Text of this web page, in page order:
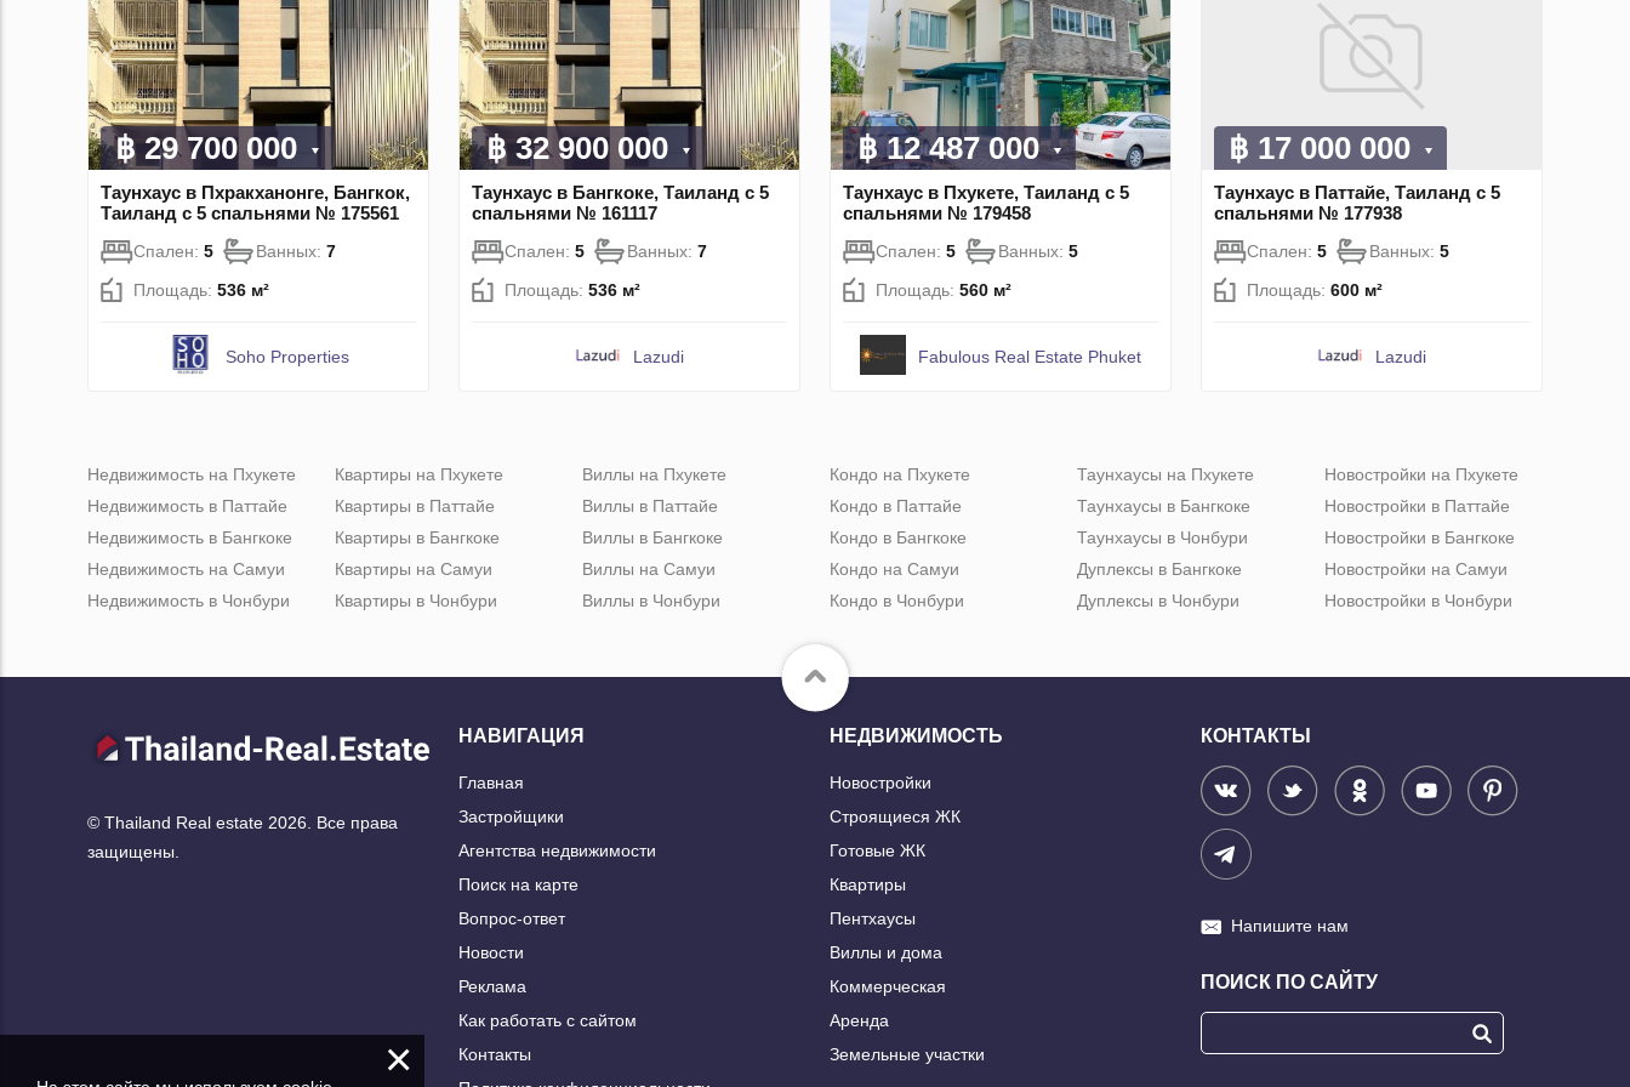
฿ 29 700 000
Таунхаус в Пхракханонге, Бангкок,
Таиланд с 5 спальнями № 175561
Спален: 5 Ванных: 7
Площадь: 536 м²
Soho Properties
฿ 32 900 000
Таунхаус в Бангкоке, Таиланд с 5
спальнями № 161117
Спален: 5 Ванных: 7
Площадь: 536 м²
Lazudi
฿ 12 487 000
Таунхаус в Пхукете, Таиланд с 5
спальнями № 179458
Спален: 5 Ванных: 5
Площадь: 560 м²
Fabulous Real Estate Phuket
฿ 17 000 000
Таунхаус в Паттайе, Таиланд с 5
спальнями № 177938
Спален: 5 Ванных: 5
Площадь: 600 м²
Lazudi
Недвижимость на Пхукете
Недвижимость в Паттайе
Недвижимость в Бангкоке
Недвижимость на Самуи
Недвижимость в Чонбури
Квартиры на Пхукете
Квартиры в Паттайе
Квартиры в Бангкоке
Квартиры на Самуи
Квартиры в Чонбури
Виллы на Пхукете
Виллы в Паттайе
Виллы в Бангкоке
Виллы на Самуи
Виллы в Чонбури
Кондо на Пхукете
Кондо в Паттайе
Кондо в Бангкоке
Кондо на Самуи
Кондо в Чонбури
Таунхаусы на Пхукете
Таунхаусы в Бангкоке
Таунхаусы в Чонбури
Дуплексы в Бангкоке
Дуплексы в Чонбури
Новостройки на Пхукете
Новостройки в Паттайе
Новостройки в Бангкоке
Новостройки на Самуи
Новостройки в Чонбури
© Thailand Real estate 2026. Все права
защищены.
НАВИГАЦИЯ
Главная
Застройщики
Агентства недвижимости
Поиск на карте
Вопрос-ответ
Новости
Реклама
Как работать с сайтом
Контакты
НЕДВИЖИМОСТЬ
Новостройки
Строящиеся ЖК
Готовые ЖК
Квартиры
Пентхаусы
Виллы и дома
Коммерческая
Аренда
Земельные участки
КОНТАКТЫ
Напишите нам
ПОИСК ПО САЙТУ
×